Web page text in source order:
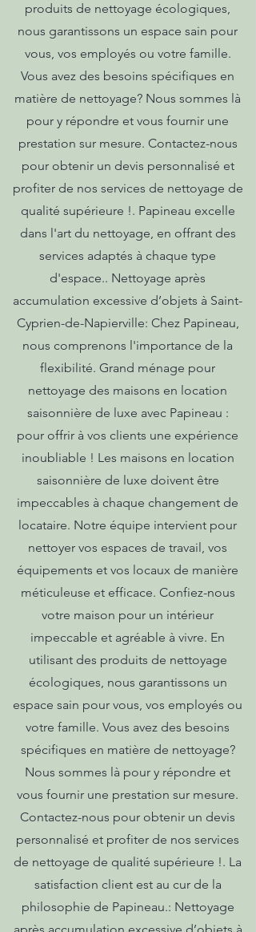
produits de nettoyage écologiques,
nous garantissons un espace sain pour
vous, vos employés ou votre famille.
Vous avez des besoins spécifiques en
matière de nettoyage? Nous sommes là
pour y répondre et vous fournir une
prestation sur mesure. Contactez-nous
pour obtenir un devis personnalisé et
profiter de nos services de nettoyage de
qualité supérieure !. Papineau excelle
dans l'art du nettoyage, en offrant des
services adaptés à chaque type
d'espace.. Nettoyage après
accumulation excessive d’objets à Saint-
Cyprien-de-Napierville: Chez Papineau,
nous comprenons l'importance de la
flexibilité. Grand ménage pour
nettoyage des maisons en location
saisonnière de luxe avec Papineau :
pour offrir à vos clients une expérience
inoubliable ! Les maisons en location
saisonnière de luxe doivent être
impeccables à chaque changement de
locataire. Notre équipe intervient pour
nettoyer vos espaces de travail, vos
équipements et vos locaux de manière
méticuleuse et efficace. Confiez-nous
votre maison pour un intérieur
impeccable et agréable à vivre. En
utilisant des produits de nettoyage
écologiques, nous garantissons un
espace sain pour vous, vos employés ou
votre famille. Vous avez des besoins
spécifiques en matière de nettoyage?
Nous sommes là pour y répondre et
vous fournir une prestation sur mesure.
Contactez-nous pour obtenir un devis
personnalisé et profiter de nos services
de nettoyage de qualité supérieure !. La
satisfaction client est au cur de la
philosophie de Papineau.: Nettoyage